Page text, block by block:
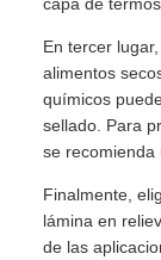
capa de
En tercer
alimentos
químicos
sellado. Para
se recomienda
Finalmente,
lámina en
de las